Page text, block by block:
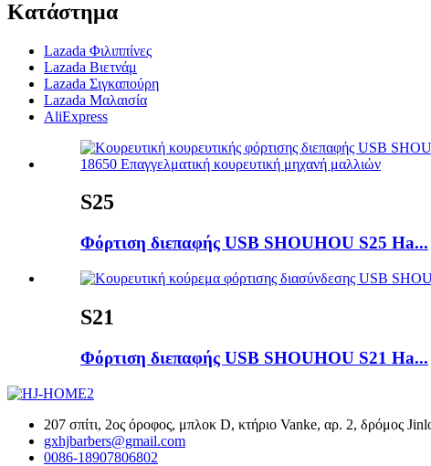
Κατάστημα
Lazada Φιλιππίνες
Lazada Βιετνάμ
Lazada Σιγκαπούρη
Lazada Μαλαισία
AliExpress
S25
Φόρτιση διεπαφής USB SHOUHOU S25 Ha...
S21
Φόρτιση διεπαφής USB SHOUHOU S21 Ha...
207 σπίτι, 2ος όροφος, μπλοκ D, κτήριο Vanke, αρ. 2, δρόμος
gxhjbarbers@gmail.com
0086-18907806802